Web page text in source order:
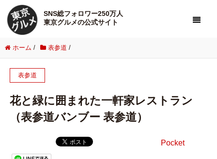
SNS総フォロワー250万人
東京グルメの公式サイト
ホーム / 表参道 /
表参道
花と緑に囲まれた一軒家レストラン
（表参道バンブー 表参道）
Pocket